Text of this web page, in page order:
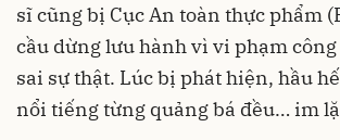
sĩ cũng bị Cục An toàn thực phẩm
cầu dừng lưu hành vì vi phạm công
sai sự thật. Lúc bị phát hiện, hầu
nổi tiếng từng quảng bá đều… im